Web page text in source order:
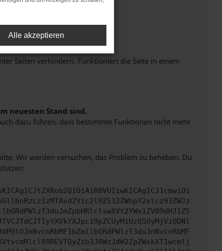
Seiten verhindern. Funktioniert die Seite in einem
neuesten Stand sind.
dazu führen, dass bestimmte Funktionen nicht mehr
Wir werden versuchen, das Problem zu beheben. Du
Alle akzeptieren